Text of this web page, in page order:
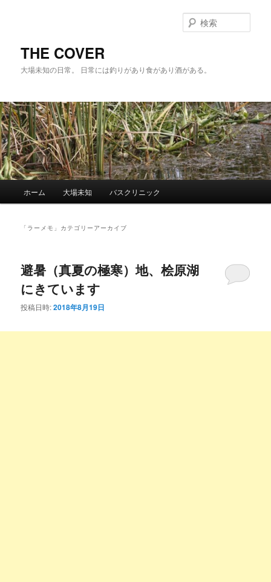
へ
移
動
移
動
THE COVER
大場未知の日常。 日常には釣りがあり食があり酒がある。
索
ホーム 大場未知 バスクリニック
「 ラーメモ 」カテゴリーアーカイブ
避暑（真夏の極寒）地、桧原湖
にきています
投稿日時:2018年8月19日